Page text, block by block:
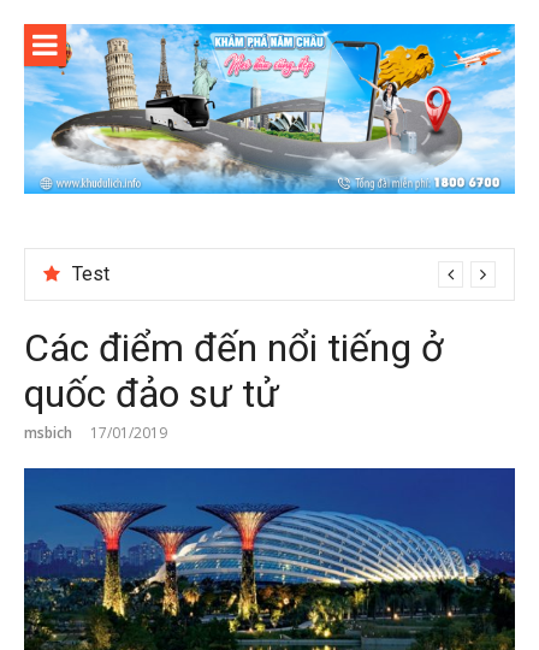
content
Test
Các điểm đến nổi tiếng ở
quốc đảo sư tử
msbich 17/01/2019